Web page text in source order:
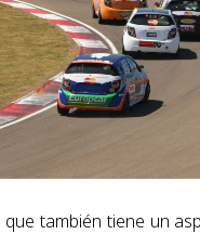
también tiene un